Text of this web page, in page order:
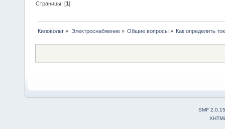
Страницы: [1]
Киловольт » Электроснабжение» Общие вопросы» Как определить
SMF 2.0.15